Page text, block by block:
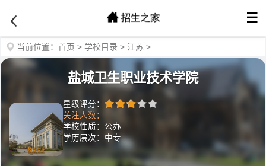
☰
当前位置： 首页 > 学校目录 > 江苏 >
盐城卫生职业技术学院
星级评分：
关注人数：
学校性质：公办
学历层次：中专